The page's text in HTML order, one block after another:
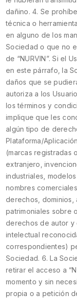
dañino. 4. Se
técnica o
en alguno de los
Sociedad o que no
de “NURVIN”. Si el
en este párrafo, la
daños que se
autoriza a los
los términos y
implique que les
algún tipo de
Plataforma/
(marcas registradas
extranjero,
industriales,
nombres
derechos,
patrimoniales sobre
derechos de autor y
intelectual
correspondientes)
Sociedad. 6. La
retirar el acceso a
momento y sin
propia o a petición